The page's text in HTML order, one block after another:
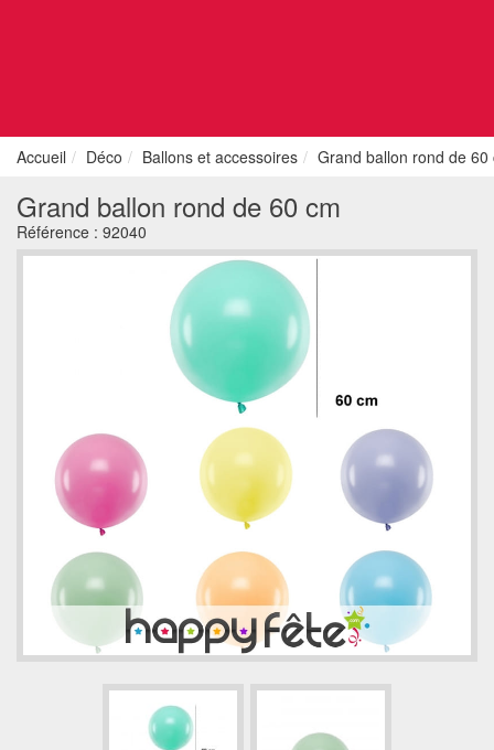
Accueil Déco Ballons et accessoires Grand ballon rond de 60
Grand ballon rond de 60 cm
Référence : 92040